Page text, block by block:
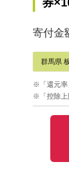
寄付金
群馬県
※「還元率
※「控除上